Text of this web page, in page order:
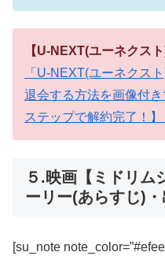
【U-NEXT(ユーネクス
「U-NEXT(ユーネクス
退会する方法を画像付
ステップで解約完了！】
５.映画【ミドリム
ーリー(あらすじ)
[su_note